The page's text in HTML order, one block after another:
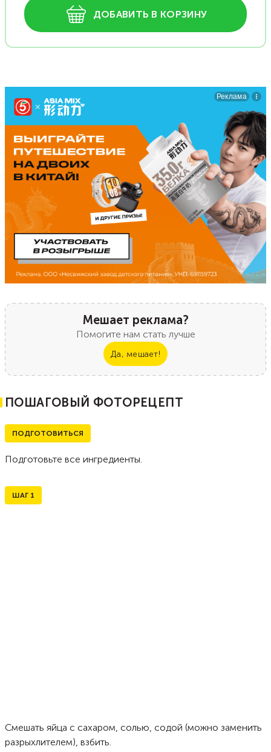
ДОБАВИТЬ В КОРЗИНУ
Мешает реклама?
Помогите нам стать лучше
Да, мешает!
ПОШАГОВЫЙ ФОТОРЕЦЕПТ
ПОДГОТОВИТЬСЯ
Подготовьте все ингредиенты.
ШАГ 1
Смешать яйца с сахаром, солью, содой (можно заменить
разрыхлителем), взбить.